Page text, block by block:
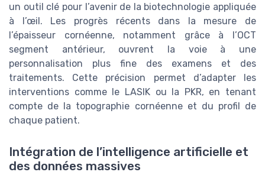
un outil clé pour l’avenir de la biotechnologie appliquée
à l’œil. Les progrès récents dans la mesure de
l’épaisseur cornéenne, notamment grâce à l’OCT
segment antérieur, ouvrent la voie à une
personnalisation plus fine des examens et des
traitements. Cette précision permet d’adapter les
interventions comme le LASIK ou la PKR, en tenant
compte de la topographie cornéenne et du profil de
chaque patient.
Intégration de l’intelligence artificielle et
des données massives